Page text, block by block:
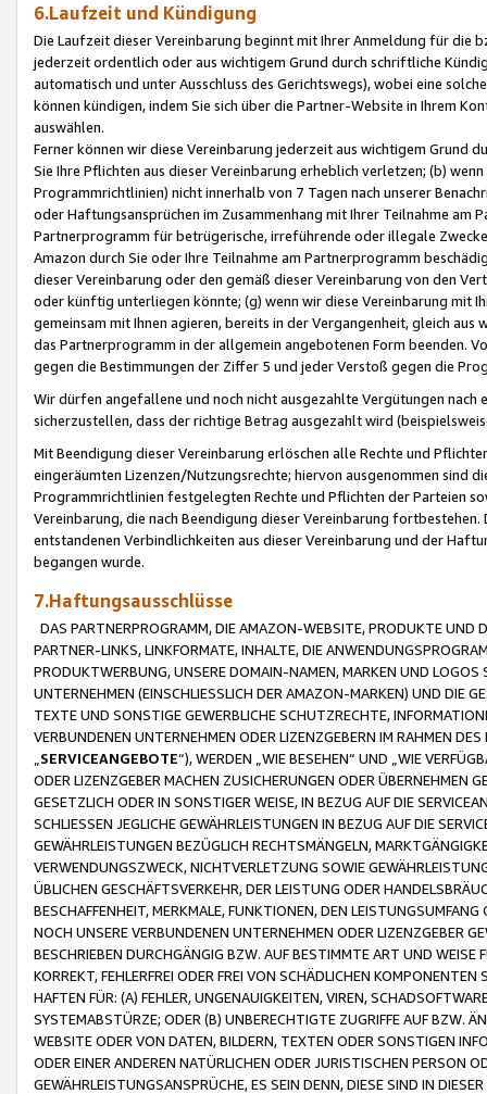
6.Laufzeit und Kündigung
Die Laufzeit dieser Vereinbarung beginnt mit Ihrer Anmeldung für die
jederzeit ordentlich oder aus wichtigem Grund durch schriftliche
automatisch und unter Ausschluss des Gerichtswegs), wobei eine
können kündigen, indem Sie sich über die Partner-Website in Ihrem
auswählen.
Ferner können wir diese Vereinbarung jederzeit aus wichtigem Grund
Sie Ihre Pflichten aus dieser Vereinbarung erheblich verletzen; (b)
Programmrichtlinien) nicht innerhalb von 7 Tagen nach unserer
oder Haftungsansprüchen im Zusammenhang mit Ihrer Teilnahme am
Partnerprogramm für betrügerische, irreführende oder illegale
Amazon durch Sie oder Ihre Teilnahme am Partnerprogramm
dieser Vereinbarung oder den gemäß dieser Vereinbarung von den
oder künftig unterliegen könnte; (g) wenn wir diese Vereinbarung mit
gemeinsam mit Ihnen agieren, bereits in der Vergangenheit, gleich
das Partnerprogramm in der allgemein angebotenen Form beenden.
gegen die Bestimmungen der Ziffer 5 und jeder Verstoß gegen die
Wir dürfen angefallene und noch nicht ausgezahlte Vergütungen
sicherzustellen, dass der richtige Betrag ausgezahlt wird
Mit Beendigung dieser Vereinbarung erlöschen alle Rechte und
eingeräumten Lizenzen/Nutzungsrechte; hiervon ausgenommen sind
Programmrichtlinien festgelegten Rechte und Pflichten der Parteien
Vereinbarung, die nach Beendigung dieser Vereinbarung
entstandenen Verbindlichkeiten aus dieser Vereinbarung und der
begangen wurde.
7.Haftungsausschlüsse
DAS PARTNERPROGRAMM, DIE AMAZON-WEBSITE, PRODUKTE UND
PARTNER-LINKS, LINKFORMATE, INHALTE, DIE
PRODUKTWERBUNG, UNSERE DOMAIN-NAMEN, MARKEN UND
UNTERNEHMEN (EINSCHLIESSLICH DER AMAZON-MARKEN) UND DIE
TEXTE UND SONSTIGE GEWERBLICHE SCHUTZRECHTE,
VERBUNDENEN UNTERNEHMEN ODER LIZENZGEBERN IM RAHMEN
SERVICEANGEBOTE“), WERDEN „WIE BESEHEN“ UND „WIE
ODER LIZENZGEBER MACHEN ZUSICHERUNGEN ODER ÜBERNEHMEN
GESETZLICH ODER IN SONSTIGER WEISE, IN BEZUG AUF DIE
SCHLIESSEN JEGLICHE GEWÄHRLEISTUNGEN IN BEZUG AUF DIE
GEWÄHRLEISTUNGEN BEZÜGLICH RECHTSMÄNGELN,
VERWENDUNGSZWECK, NICHTVERLETZUNG SOWIE
ÜBLICHEN GESCHÄFTSVERKEHR, DER LEISTUNG ODER
BESCHAFFENHEIT, MERKMALE, FUNKTIONEN, DEN
NOCH UNSERE VERBUNDENEN UNTERNEHMEN ODER LIZENZGEBER
BESCHRIEBEN DURCHGÄNGIG BZW. AUF BESTIMMTE ART UND
KORREKT, FEHLERFREI ODER FREI VON SCHÄDLICHEN
HAFTEN FÜR: (A) FEHLER, UNGENAUIGKEITEN, VIREN,
SYSTEMABSTÜRZE; ODER (B) UNBERECHTIGTE ZUGRIFFE AUF BZW.
WEBSITE ODER VON DATEN, BILDERN, TEXTEN ODER SONSTIGEN
ODER EINER ANDEREN NATÜRLICHEN ODER JURISTISCHEN PERSON
GEWÄHRLEISTUNGSANSPRÜCHE, ES SEIN DENN, DIESE SIND IN